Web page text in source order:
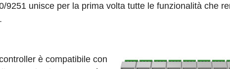
unisce per la prima volta tutte le funzionalità che
è compatibile con